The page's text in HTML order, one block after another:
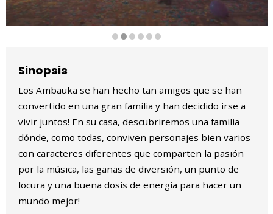
Sinopsis
Los Ambauka se han hecho tan amigos que se han
convertido en una gran familia y han decidido irse a
vivir juntos! En su casa, descubriremos una familia
dónde, como todas, conviven personajes bien varios
con caracteres diferentes que comparten la pasión
por la música, las ganas de diversión, un punto de
locura y una buena dosis de energía para hacer un
mundo mejor!